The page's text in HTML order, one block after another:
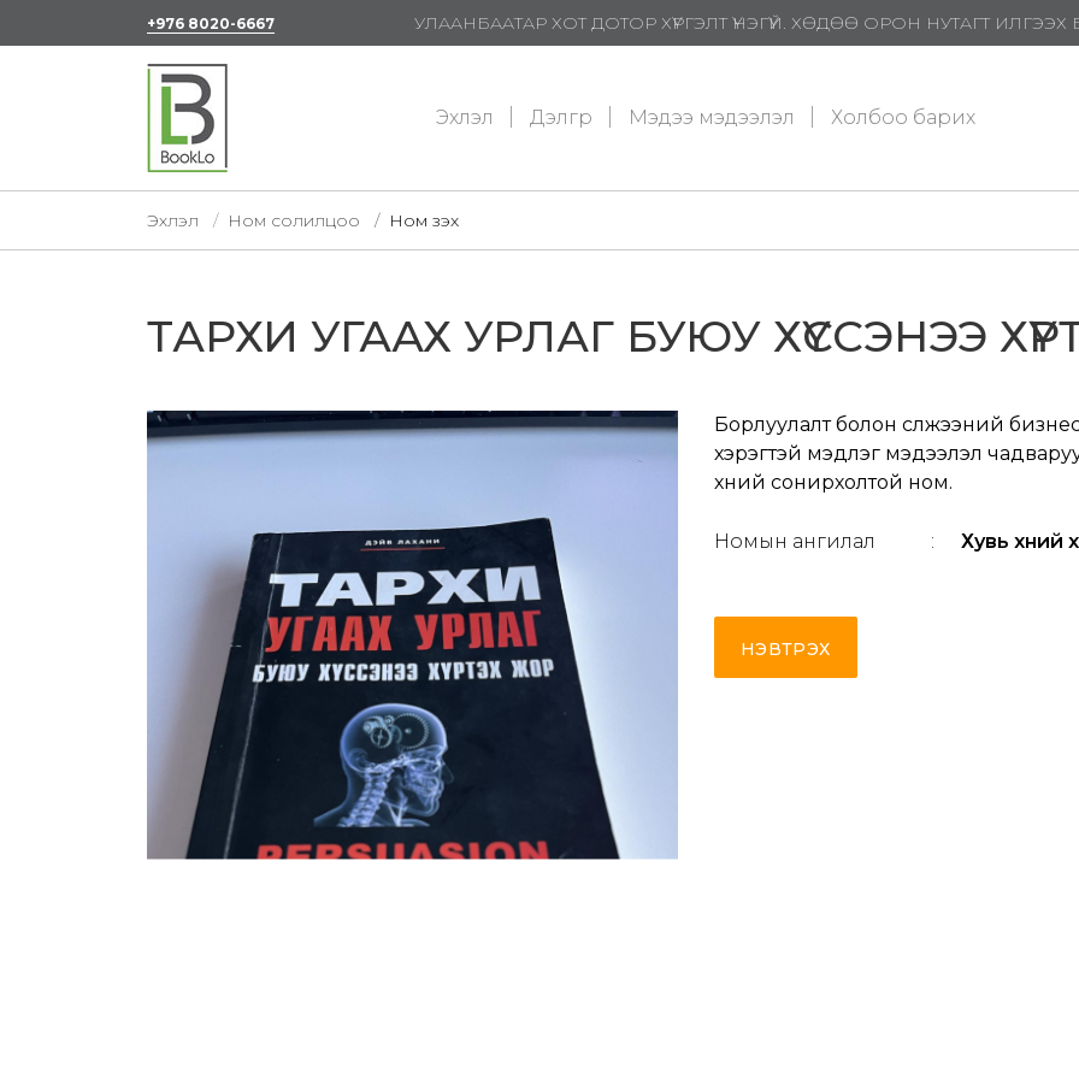
+976 8020-6667 УЛААНБААТАР ХОТ ДОТОР ХҮРГЭЛТ ҮНЭГҮЙ. ХӨДӨӨ ОРОН НУТАГТ
Эхлэл Дэлгүүр Мэдээ мэдээлэл Холбоо барих
Эхлэл Ном солилцоо Ном үзэх
ТАРХИ УГААХ УРЛАГ БУЮУ ХҮССЭНЭЭ
Борлуулалт болон сүлжээний бизнес
хэрэгтэй мэдлэг мэдээлэл
хүний сонирхолтой ном.
Номын ангилал : Хувь хүний
НЭВТРЭХ